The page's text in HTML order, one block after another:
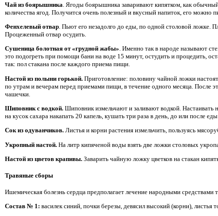
Чай из боярышника . Ягоды боярышника заваривают кипятком, как
количества ягод. Получится очень полезный и вкусный напиток, его можно
Фенхелевый отвар. Пьют его незадолго до еды, по одной столовой ложке.
Процеженный отвар осудить.
Сушеница болотная от «грудной жабы». Именно так в народе называют
это подогреть при помощи бани на воде 15 минут, остудить и процедить,
так: пол стакана после каждого приема пищи.
Настой из полыни горькой. Приготовление: половину чайной ложки
по утрам и вечерам перед приемами пищи, в течение одного месяца. После
чашечки.
Шиповник с водкой. Шиповник измельчают и заливают водкой. Настаивать
на кусок сахара накапать 20 капель, кушать три раза в день, до или после
Сок из одуванчиков. Листья и корни растения измельчить, пользуясь
Укропный настой. На литр кипяченой воды взять две ложки столовых
Настой из цветов крапивы. Заварить чайную ложку цветков на стакан
Травяные сборы
Ишемическая болезнь сердца предполагает лечение народными средствами
Состав № 1: василек синий, почки березы, девясил высокий (корни),